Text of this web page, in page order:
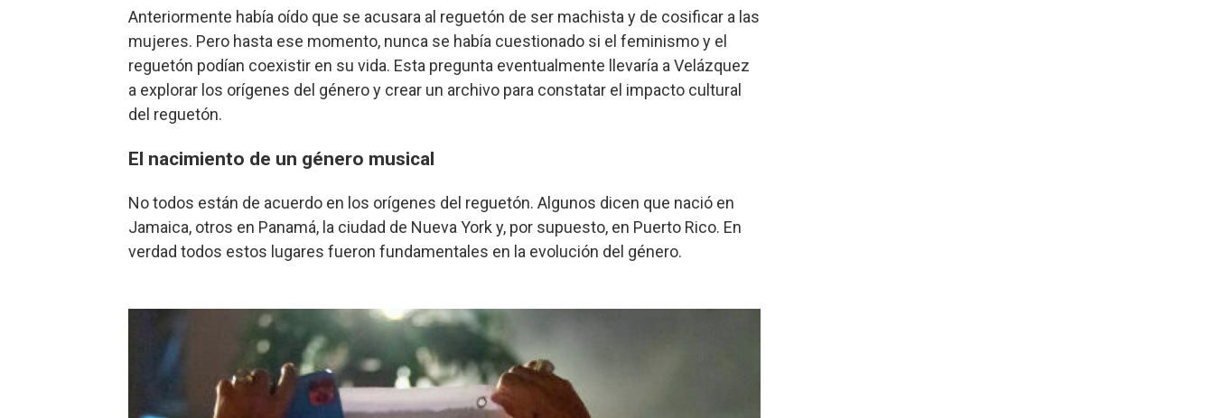
Anteriormente había oído que se acusara al reguetón de ser machista y de cosificar a las
mujeres. Pero hasta ese momento, nunca se había cuestionado si el feminismo y el
reguetón podían coexistir en su vida. Esta pregunta eventualmente llevaría a Velázquez
a explorar los orígenes del género y crear un archivo para constatar el impacto cultural
del reguetón.
El nacimiento de un género musical
No todos están de acuerdo en los orígenes del reguetón. Algunos dicen que nació en
Jamaica, otros en Panamá, la ciudad de Nueva York y, por supuesto, en Puerto Rico. En
verdad todos estos lugares fueron fundamentales en la evolución del género.